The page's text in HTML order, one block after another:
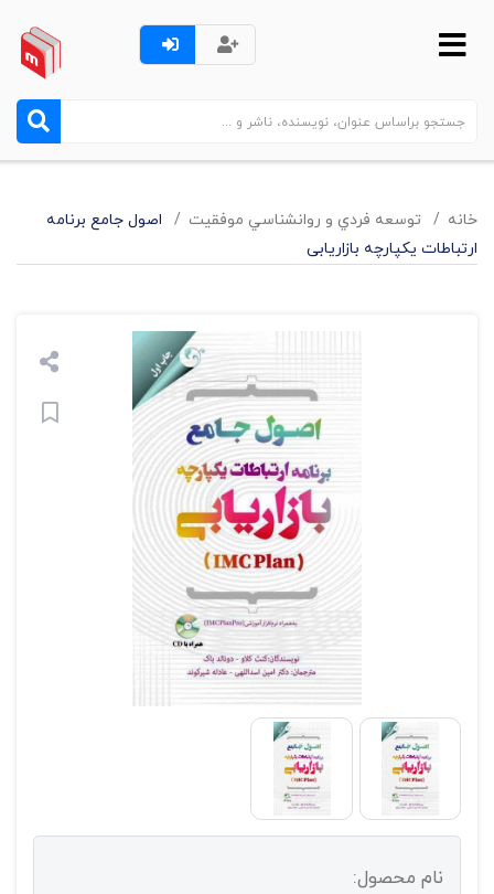
خانه توسعه فردي و روانشناسي موفقيت
اصول جامع برنامه
ارتباطات یکپارچه بازاریابی
نام محصول: